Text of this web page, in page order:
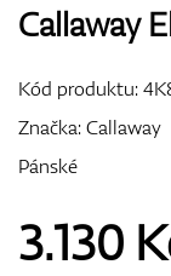
Callaway
Kód produktu:
Značka:Callaway
Pánské
3.130